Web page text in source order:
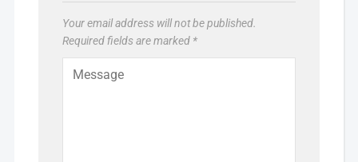
Your email address will not be published.
Required fields are marked *